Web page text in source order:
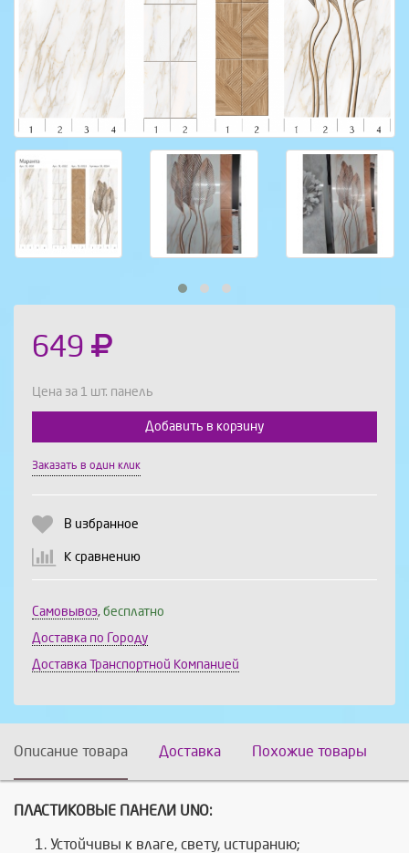
649
Цена за 1 шт. панель
Добавить в корзину
Заказать в один клик
В избранное
К сравнению
Самовывоз, бесплатно
Доставка по Городу
Доставка Транспортной Компанией
Описание товара Доставка Похожие товары
ПЛАСТИКОВЫЕ ПАНЕЛИ UNO:
Устойчивы к влаге, свету, истиранию;